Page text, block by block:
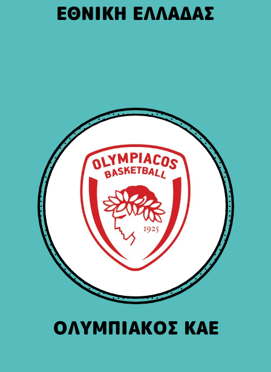
ΕΘΝΙΚΗ ΕΛΛΑΔΑΣ
ΟΛΥΜΠΙΑΚΟΣ ΚΑΕ